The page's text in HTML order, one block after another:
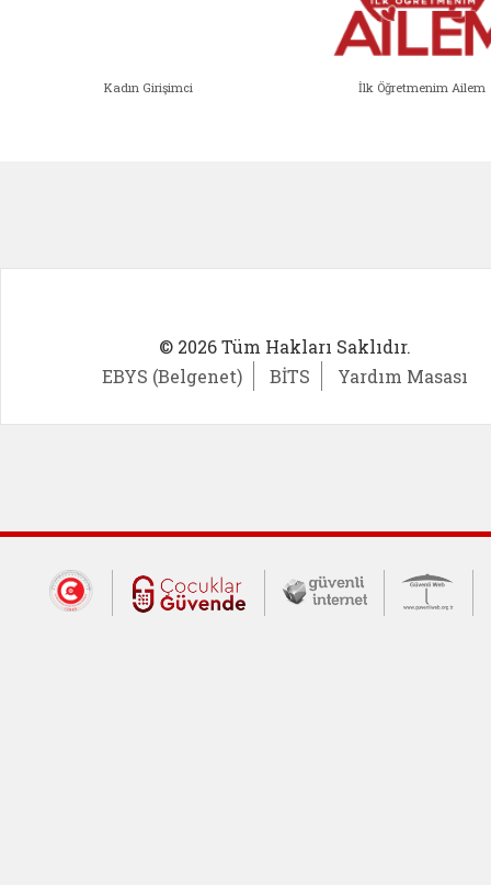
Kadın Girişimci İlk Öğretmenim Ailem
© 2026 Tüm Hakları Saklıdır.
EBYS (Belgenet)
BİTS Yardım Masası
Dış Bağlantılar
Cumhurbaşkanlığı İletişim Merkezi
Çocuklar Güvende (yeni
Güvenli